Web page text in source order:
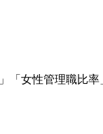
「女性管理職比